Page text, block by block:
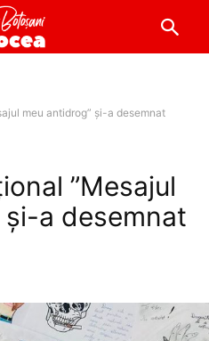
meu antidrog” și-a desemnat
”Mesajul
și-a desemnat